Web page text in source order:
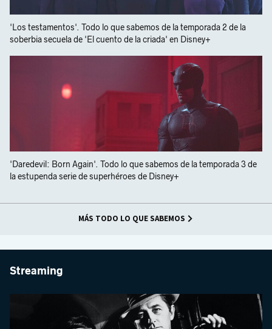
'Los testamentos'. Todo lo que sabemos de la temporada 2 de la
soberbia secuela de 'El cuento de la criada' en Disney+
'Daredevil: Born Again'. Todo lo que sabemos de la temporada 3 de
la estupenda serie de superhéroes de Disney+
MÁS TODO LO QUE SABEMOS
Streaming